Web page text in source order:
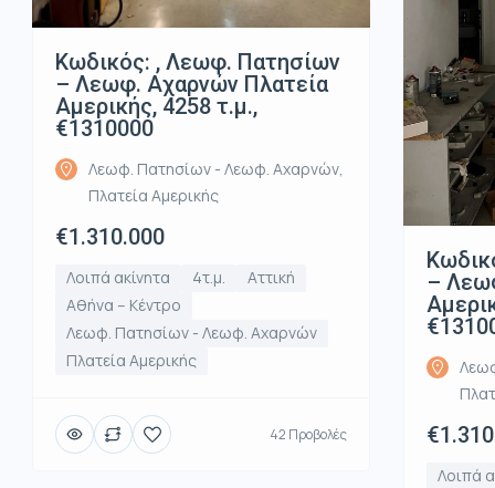
Κωδικός: , Λεωφ. Πατησίων
– Λεωφ. Αχαρνών Πλατεία
Αμερικής, 4258 τ.μ.,
€1310000
Λεωφ. Πατησίων - Λεωφ. Αχαρνών,
Πλατεία Αμερικής
€1.310.000
Λοιπά ακίνητα 4τ.μ.
Αττική
Αθήνα – Κέντρο
Λεωφ. Πατησίων - Λεωφ. Αχαρνών
Πλατεία Αμερικής
42 Προβολές
–
Λοιπά